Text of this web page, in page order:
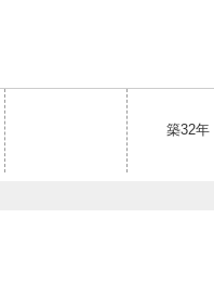
築32年